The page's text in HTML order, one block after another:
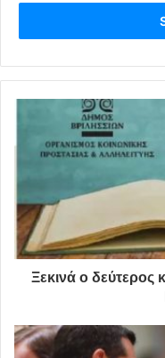
Την ικανοποίηση του
ενισχύσει την
την καθημερινότητα των
εξέφρασε για το
Σταθόπουλος.
Ξεκινά ο δεύτερος